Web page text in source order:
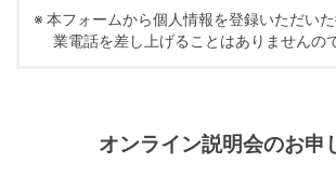
本フォームから個人情報を登録いただい
業電話を差し上げることはありませんの
オンライン説明会のお申